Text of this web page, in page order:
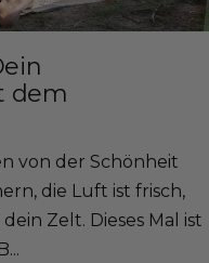
dem
von der Schönheit
die Luft ist frisch,
Zelt. Dieses Mal ist